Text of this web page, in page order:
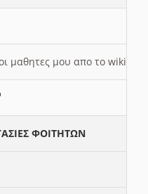
μαθητες μου απο το wiki
ΦΟΙΤΗΤΩΝ